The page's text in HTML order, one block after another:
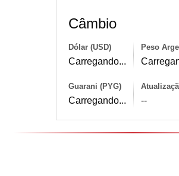
Câmbio
Dólar (USD)
Carregando...
Peso
Guarani (PYG)
Carregando... --